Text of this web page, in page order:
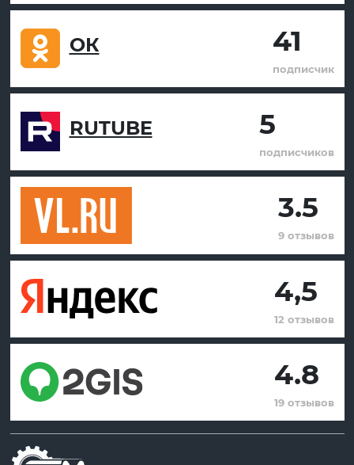
ОК 41
подписчик
RUTUBE 5
подписчиков
3.5
9 отзывов
4,5
12 отзывов
4.8
19 отзывов